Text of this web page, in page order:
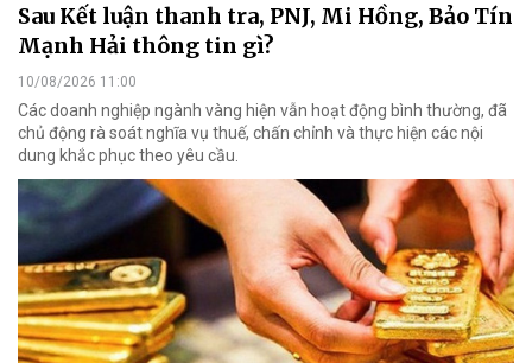
Sau Kết luận thanh tra, PNJ, Mi Hồng, Bảo Tín
Mạnh Hải thông tin gì?
10/08/2026 11:00
Các doanh nghiệp ngành vàng hiện vẫn hoạt động bình thường, đã
chủ động rà soát nghĩa vụ thuế, chấn chỉnh và thực hiện các nội
dung khắc phục theo yêu cầu.